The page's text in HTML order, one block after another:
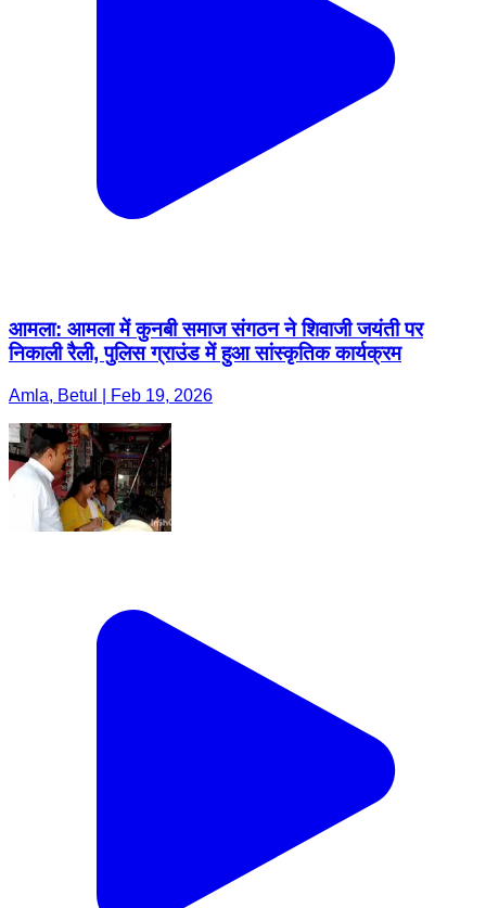
आमला: आमला में कुनबी समाज संगठन ने शिवाजी जयंती पर
निकाली रैली, पुलिस ग्राउंड में हुआ सांस्कृतिक कार्यक्रम
Amla, Betul | Feb 19, 2026